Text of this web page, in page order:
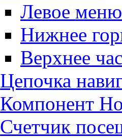
Левое меню
Нижнее
Верхнее
Цепочка
Компонент
Счетчик